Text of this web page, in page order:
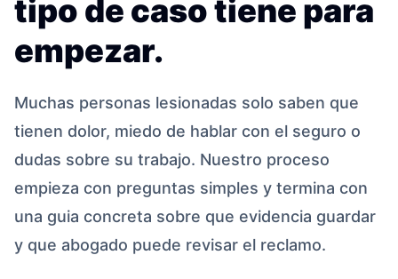
tipo de caso tiene para
empezar.
Muchas personas lesionadas solo saben que
tienen dolor, miedo de hablar con el seguro o
dudas sobre su trabajo. Nuestro proceso
empieza con preguntas simples y termina con
una guia concreta sobre que evidencia guardar
y que abogado puede revisar el reclamo.